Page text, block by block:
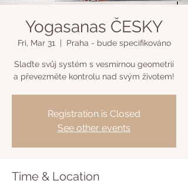
Yogasanas ČESKY
Fri, Mar 31 Praha - bude specifikováno
Slaďte svůj systém s vesmírnou geometrií
a převezměte kontrolu nad svým životem!
Registration is Closed
See other events
Time & Location